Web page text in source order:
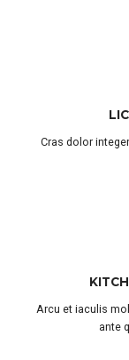
Cras dolor
Arcu et iaculis
ante